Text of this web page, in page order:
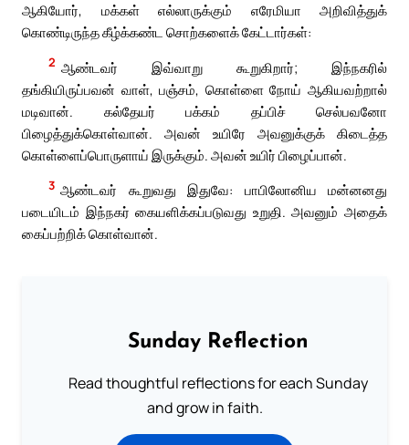
ஆகியோர், மக்கள் எல்லாருக்கும் எரேமியா அறிவித்துக்
கொண்டிருந்த கீழ்க்கண்ட சொற்களைக் கேட்டார்கள்:
2 ஆண்டவர் இவ்வாறு கூறுகிறார்; இந்நகரில்
தங்கியிருப்பவன் வாள், பஞ்சம், கொள்ளை நோய் ஆகியவற்றால்
மடிவான். கல்தேயர் பக்கம் தப்பிச் செல்பவனோ
பிழைத்துக்கொள்வான். அவன் உயிரே அவனுக்குக் கிடைத்த
கொள்ளைப்பொருளாய் இருக்கும். அவன் உயிர் பிழைப்பான்.
3 ஆண்டவர் கூறுவது இதுவே: பாபிலோனிய மன்னனது
படையிடம் இந்நகர் கையளிக்கப்படுவது உறுதி. அவனும் அதைக்
கைப்பற்றிக் கொள்வான்.
Sunday Reflection
Read thoughtful reflections for each Sunday
and grow in faith.